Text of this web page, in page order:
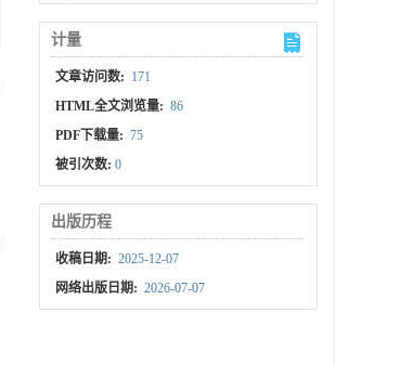
计量
文章访问数: 171
HTML全文浏览量: 86
PDF下载量: 75
被引次数:0
出版历程
收稿日期: 2025-12-07
网络出版日期: 2026-07-07